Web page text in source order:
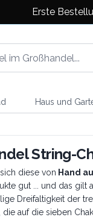
Erste
Haus und
String-
diese von Hand
gut ... und das gilt
Dreifaltigkeit der
die auf die sieben